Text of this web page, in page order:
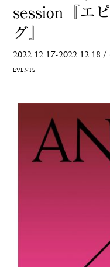
session『エ
グ』
2022.12.17-2022.12.18 /
EVENTS